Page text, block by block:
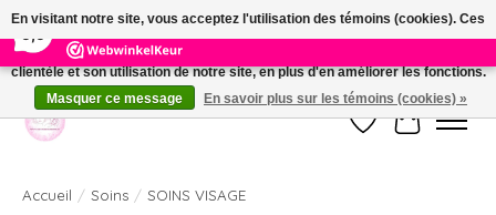
391 Reviews ×
Welkom bij de nieuwe webshop van Parfumerie Marie Rose
Liste dePanier
Accueil / Soins / SOINS VISAGE
En visitant notre site, vous acceptez l'utilisation des témoins (cookies). Ces
derniers nous permettent de mieux comprendre la provenance de notre
clientèle et son utilisation de notre site, en plus d'en améliorer les fonctions.
Masquer ce message
En savoir plus sur les témoins (cookies) »